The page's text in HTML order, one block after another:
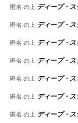
匿名 の上 ディープ・
匿名 の上 ディープ・
匿名 の上 ディープ・
匿名 の上 ディープ・
匿名 の上 ディープ・
匿名 の上 ディープ・
匿名 の上 ディープ・